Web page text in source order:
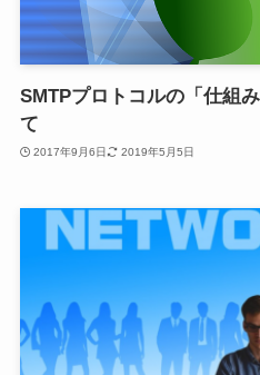
SMTPプロトコルの「仕組
て
2017年9月6日 2019年5月5日